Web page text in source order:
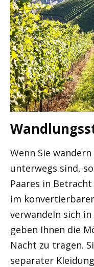
Wenn Sie
unterwegs sind,
Paares in
im
verwandeln sich
geben Ihnen die
Nacht zu tragen.
separater